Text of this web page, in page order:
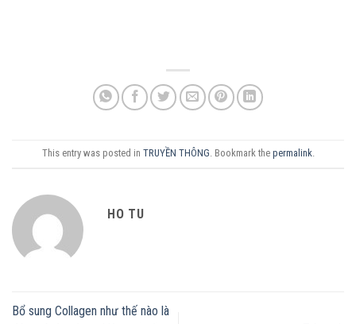
This entry was posted in TRUYỀN THÔNG. Bookmark the permalink.
HO TU
Bổ sung Collagen như thế nào là